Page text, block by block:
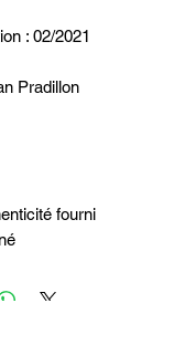
: 02/2021
Pradillon
fourni